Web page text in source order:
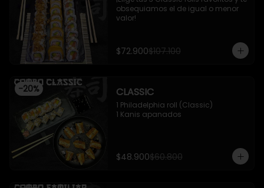
obsequiamos el de igual o menor
valor!
$72.900$107.100
-20% CLASSIC
1 Philadelphia roll (Classic)
1 Kanis apanados
$48.900$60.800